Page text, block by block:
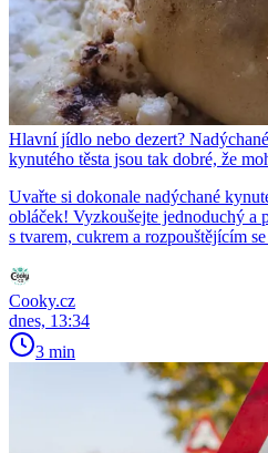
Hlavní jídlo nebo dezert?
kynutého těsta jsou tak dobré, že
Uvařte si dokonale nadýchané
obláček! Vyzkoušejte jednoduchý a
s tvarem, cukrem a rozpouštějícím
Cooky.cz
dnes, 13:34
3 min